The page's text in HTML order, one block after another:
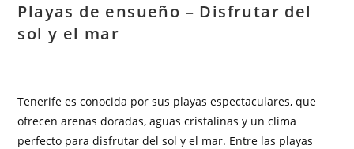
Playas de ensueño – Disfrutar del
sol y el mar
Tenerife es conocida por sus playas espectaculares, que
ofrecen arenas doradas, aguas cristalinas y un clima
perfecto para disfrutar del sol y el mar. Entre las playas